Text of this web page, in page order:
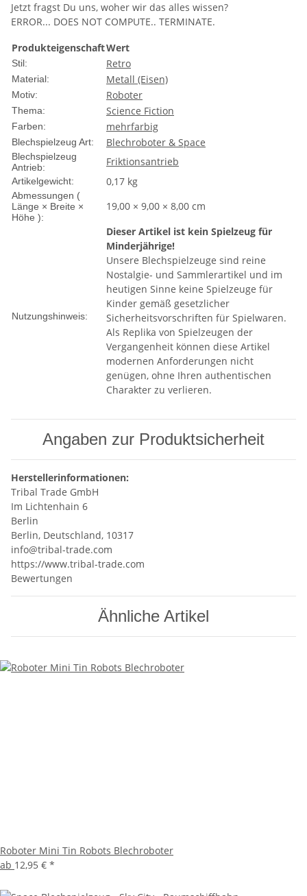
Jetzt fragst Du uns, woher wir das alles wissen?
ERROR... DOES NOT COMPUTE.. TERMINATE.
ProdukteigenschaftWert
Stil: Retro
Material: Metall (Eisen)
Motiv: Roboter
Thema: Science Fiction
Farben: mehrfarbig
Blechspielzeug Art: Blechroboter & Space
Blechspielzeug
Antrieb:
Friktionsantrieb
Artikelgewicht: 0,17 kg
Abmessungen (
Länge × Breite ×
Höhe ):
19,00 × 9,00 × 8,00 cm
Nutzungshinweis:
Dieser Artikel ist kein Spielzeug für
Minderjährige!
Unsere Blechspielzeuge sind reine
Nostalgie- und Sammlerartikel und im
heutigen Sinne keine Spielzeuge für
Kinder gemäß gesetzlicher
Sicherheitsvorschriften für Spielwaren.
Als Replika von Spielzeugen der
Vergangenheit können diese Artikel
modernen Anforderungen nicht
genügen, ohne Ihren authentischen
Charakter zu verlieren.
Angaben zur Produktsicherheit
Herstellerinformationen:
Tribal Trade GmbH
Im Lichtenhain 6
Berlin
Berlin, Deutschland, 10317
info@tribal-trade.com
https://www.tribal-trade.com
Bewertungen
Ähnliche Artikel
Roboter Mini Tin Robots Blechroboter
ab 12,95 € *